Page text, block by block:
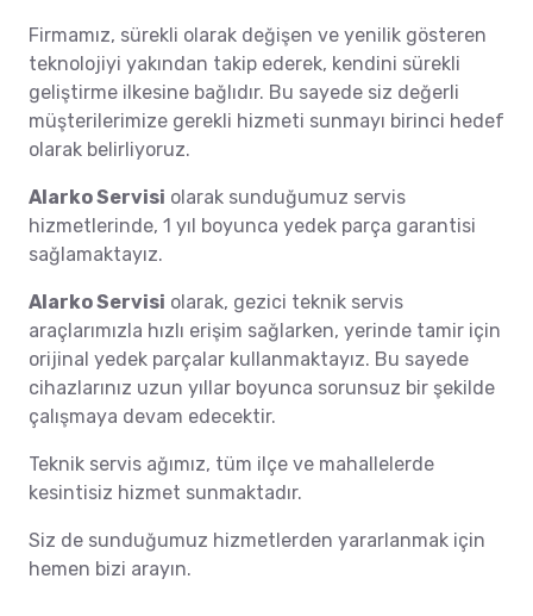
Firmamız, sürekli olarak değişen ve yenilik gösteren
teknolojiyi yakından takip ederek, kendini sürekli
geliştirme ilkesine bağlıdır. Bu sayede siz değerli
müşterilerimize gerekli hizmeti sunmayı birinci hedef
olarak belirliyoruz.
Alarko Servisi olarak sunduğumuz servis
hizmetlerinde, 1 yıl boyunca yedek parça garantisi
sağlamaktayız.
Alarko Servisi olarak, gezici teknik servis
araçlarımızla hızlı erişim sağlarken, yerinde tamir için
orijinal yedek parçalar kullanmaktayız. Bu sayede
cihazlarınız uzun yıllar boyunca sorunsuz bir şekilde
çalışmaya devam edecektir.
Teknik servis ağımız, tüm ilçe ve mahallelerde
kesintisiz hizmet sunmaktadır.
Siz de sunduğumuz hizmetlerden yararlanmak için
hemen bizi arayın.